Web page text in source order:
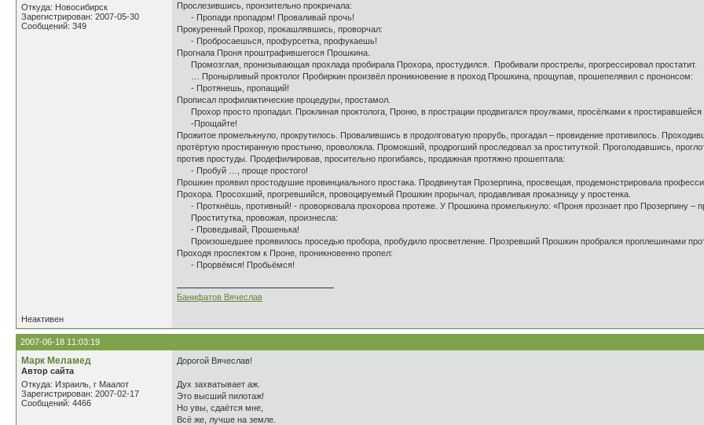
Откуда: Новосибирск
Зарегистрирован: 2007-05-30
Сообщений: 349
Прослезившись, пронзительно прокричала:
- Пропади пропадом! Проваливай прочь!
Прокуренный Прохор, прокашлявшись, проворчал:
- Пробросаешься, профурсетка, профукаешь!
Прогнала Проня проштрафившегося Прошкина.
Промозглая, пронизывающая прохлада пробирала Прохора, простудился. Пробивали прострелы, прогрессировал простатит.
… Пронырливый проктолог Пробиркин произвёл проникновение в проход Прошкина, прощупав, прошепелявил с прононсом:
- Протянешь, пропащий!
Прописал профилактические процедуры, простамол.
Прохор просто пропадал. Проклиная проктолога, Проню, в прострации продвигался проулками, просёлками к простиравшейся
-Прощайте!
Прожитое промелькнуло, прокрутилось. Провалившись в продолговатую прорубь, прогадал – провидение противилось.
протёртую простиранную простыню, проволокла. Промокший, продрогший проследовал за проституткой. Проголодавшись,
против простуды. Продефилировав, просительно прогибаясь, продажная протяжно прошептала:
- Пробуй …, проще простого!
Прошкин проявил простодушие провинциального простака. Продвинутая Прозерпина, просвещая, продемонстрировала
Прохора. Просохший, прогревшийся, провоцируемый Прошкин прорычал, продавливая проказницу у простенка.
- Проткнёшь, противный! - проворковала прохорова протеже. У Прошкина промелькнуло: «Проня прознает про Прозерпину –
Проститутка, провожая, произнесла:
- Проведывай, Прошенька!
Произошедшее проявилось проседью пробора, пробудило просветление. Прозревший Прошкин пробрался проплешинами
Проходя проспектом к Проне, проникновенно пропел:
- Прорвёмся! Пробьёмся!
Банифатов Вячеслав
Неактивен
2007-06-18 11:03:19
Марк Меламед
Автор сайта
Откуда: Израиль, г Маалот
Зарегистрирован: 2007-02-17
Сообщений: 4466
Дорогой Вячеслав!
Дух захватывает аж.
Это высший пилотаж!
Но увы, сдаётся мне,
Всё же, лучше на земле.